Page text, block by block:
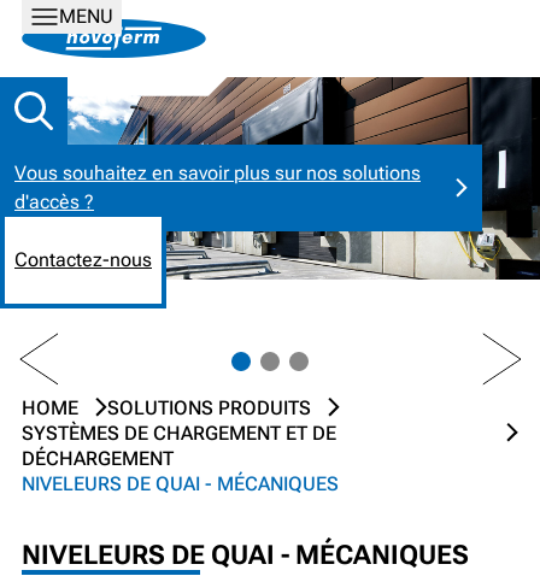
MENU
Vous souhaitez en savoir plus sur nos solutions
d'accès ?
Contactez-nous
PREV NEXT
HOME
SOLUTIONS PRODUITS
SYSTÈMES DE CHARGEMENT ET DE
DÉCHARGEMENT
NIVELEURS DE QUAI - MÉCANIQUES
NIVELEURS DE QUAI - MÉCANIQUES